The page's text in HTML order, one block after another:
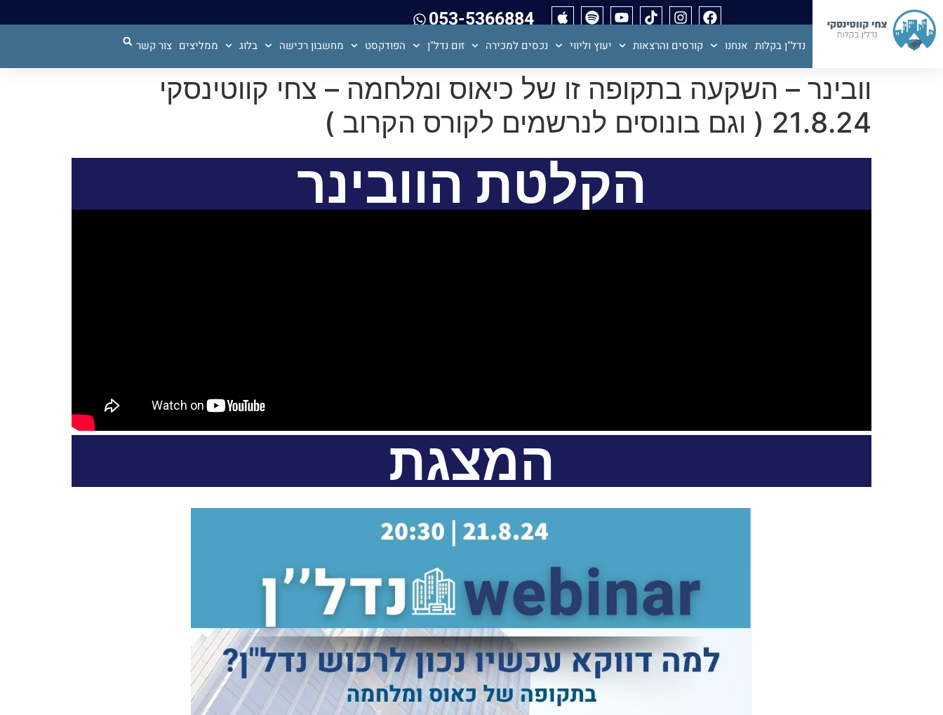
053-5366884
נדל"ן בקלות אנחנו קורסים והרצאות יעוץ וליווי נכסים למכירה זום נדל"ן הפודקסט מחשבון רכישה בלוג ממליצים צור קשר
וובינר – השקעה בתקופה זו של כיאוס ומלחמה – צחי קווטינסקי
21.8.24 ( וגם בונוסים לנרשמים לקורס הקרוב )
הקלטת הוובינר
המצגת